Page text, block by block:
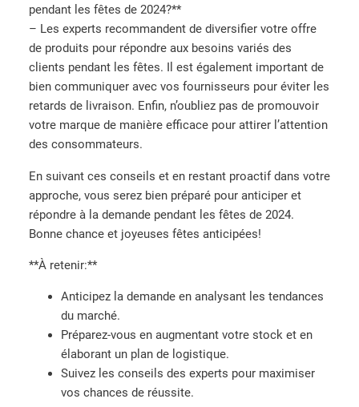
pendant les fêtes de 2024?**
– Les experts recommandent de diversifier votre offre
de produits pour répondre aux besoins variés des
clients pendant les fêtes. Il est également important de
bien communiquer avec vos fournisseurs pour éviter les
retards de livraison. Enfin, n’oubliez pas de promouvoir
votre marque de manière efficace pour attirer l’attention
des consommateurs.
En suivant ces conseils et en restant proactif dans votre
approche, vous serez bien préparé pour anticiper et
répondre à la demande pendant les fêtes de 2024.
Bonne chance et joyeuses fêtes anticipées!
**À retenir:**
Anticipez la demande en analysant les tendances
du marché.
Préparez-vous en augmentant votre stock et en
élaborant un plan de logistique.
Suivez les conseils des experts pour maximiser
vos chances de réussite.